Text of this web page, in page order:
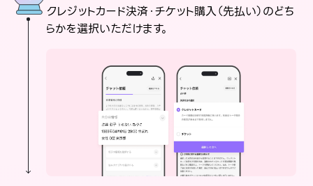
クレジットカード決済・チケット購入（先払い）のどち
らかを選択いただけます。